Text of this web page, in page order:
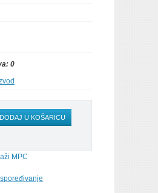
0
DODAJ U KOŠARICU
MPC